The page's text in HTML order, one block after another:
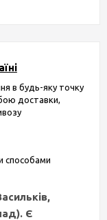
в будь-яку точку
доставки,
способами
Є